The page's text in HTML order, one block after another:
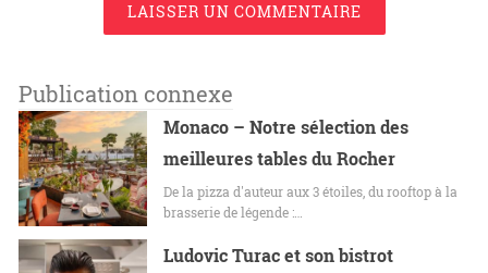
LAISSER UN COMMENTAIRE
Publication connexe
Monaco – Notre sélection des
meilleures tables du Rocher
De la pizza d'auteur aux 3 étoiles, du rooftop à la
brasserie de légende :…
Ludovic Turac et son bistrot